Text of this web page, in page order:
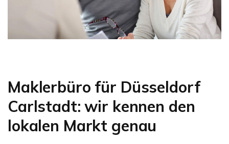
Maklerbüro für Düsseldorf
Carlstadt: wir kennen den
lokalen Markt genau